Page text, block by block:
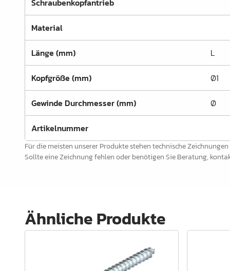
Schrankrohre &
Schrankrohrlager
Leisten Profile
Elektro Artikel
Chemie & Reparatur
König Produkte
Werkzeug
Lamello Produkte
Schraubenkopfantrieb
Material
Länge (mm) L
Kopfgröße (mm) Ø1
Gewinde Durchmesser (mm) Ø
Artikelnummer
Für die meisten unserer Produkte stehen technische
Sollte eine Zeichnung fehlen oder benötigen Sie Beratung,
Ähnliche Produkte